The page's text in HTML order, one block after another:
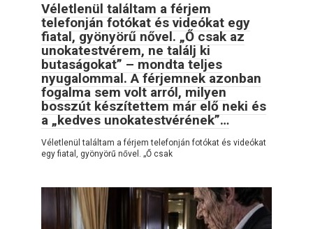
Véletlenül találtam a férjem
telefonján fotókat és videókat egy
fiatal, gyönyörű nővel. „Ő csak az
unokatestvérem, ne találj ki
butaságokat” – mondta teljes
nyugalommal. A férjemnek azonban
fogalma sem volt arról, milyen
bosszút készítettem már elő neki és
a „kedves unokatestvérének”…
Véletlenül találtam a férjem telefonján fotókat és videókat
egy fiatal, gyönyörű nővel. „Ő csak